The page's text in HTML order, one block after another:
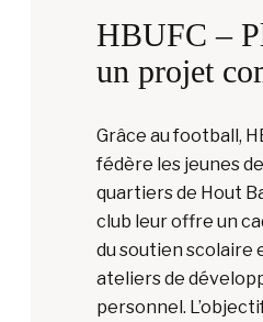
HBUFC –
un projet
Grâce au football,
fédère les jeunes
quartiers de Hout
club leur offre un
du soutien scolaire
ateliers de
personnel.